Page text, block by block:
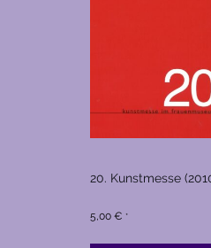
20. Kunstmesse
5,00 € *